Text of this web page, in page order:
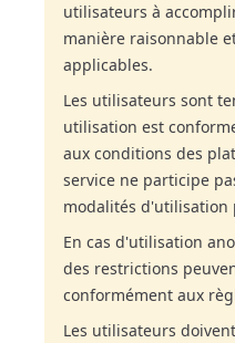
utilisateurs à
manière raisonnable
applicables.
Les utilisateurs sont
utilisation est
aux conditions des
service ne participe
modalités d'utilisation
En cas d'utilisation
des restrictions
conformément aux
Les utilisateurs